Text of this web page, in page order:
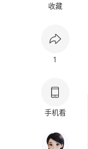
收藏
1
手机看